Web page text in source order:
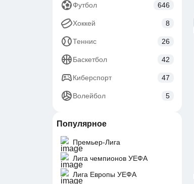
Футбол 646
Хоккей 8
Теннис 26
Баскетбол 42
Киберспорт 47
Волейбол 5
Популярное
Премьер-Лига
Лига чемпионов УЕФА
Лига Европы УЕФА